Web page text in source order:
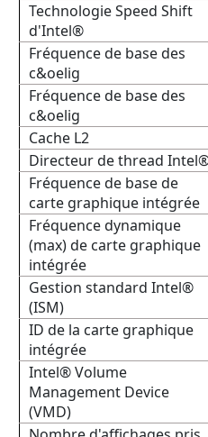
Technologie Speed Shift
d'Intel®
Fréquence de base des
c&oelig
Fréquence de base des
c&oelig
Cache L2
Directeur de thread
Fréquence de base de
carte graphique intégrée
Fréquence dynamique
(max) de carte graphique
intégrée
Gestion standard Intel®
(ISM)
ID de la carte graphique
intégrée
Intel® Volume
Management Device
(VMD)